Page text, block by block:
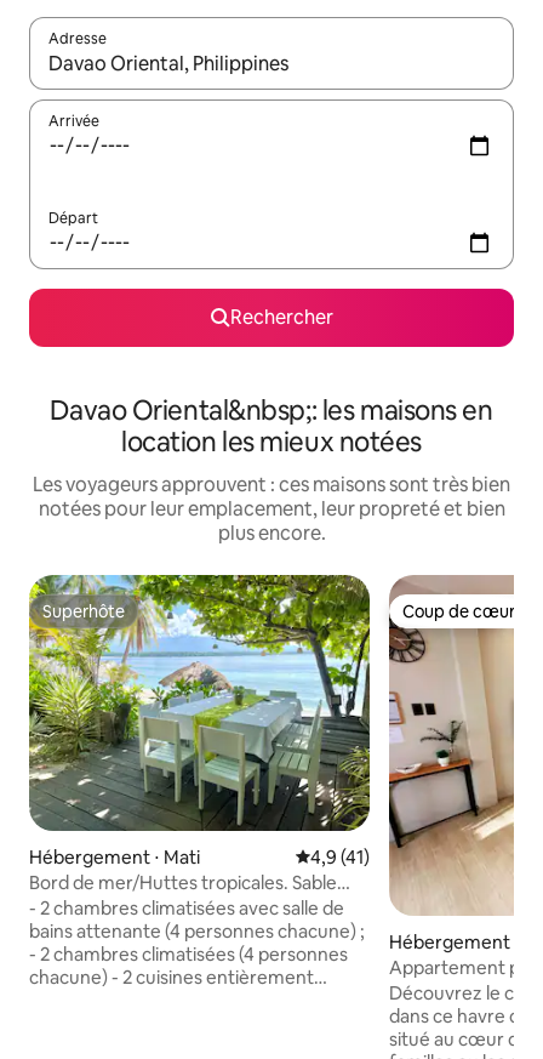
Adresse
Lorsque les résultats s'affichent, utilisez les flèches vers le
Arrivée
Départ
Rechercher
Davao Oriental&nbsp;: les maisons en
location les mieux notées
Les voyageurs approuvent : ces maisons sont très bien
notées pour leur emplacement, leur propreté et bien
plus encore.
Superhôte
Superhôte
Hébergement ⋅ Mati Évaluation moyenne sur la
4,9 (41)
Bord de mer/Huttes tropicales. Sable
blanc. Surfspot
- 2 chambres climatisées avec salle de
bains attenante (4 personnes chacune) ;
- 2 chambres climatisées (4 personnes
chacune) - 2 cuisines entièrement
Coup de cœur
Coup de cœur
Hébergement ⋅
Appartement
WiFi et confort
Découvrez le
dans ce havre de
situé au cœur de